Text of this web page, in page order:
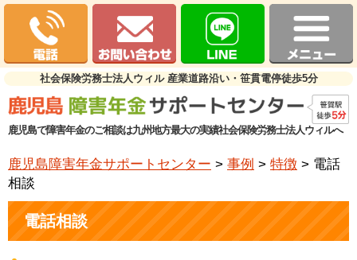
社会保険労務士法人ウィル 産業道路沿い・笹貫電停徒歩5分
鹿児島で障害年金のご相談は九州地方最大の実績社会保険労務士法人ウィルへ
鹿児島障害年金サポートセンター > 事例 > 特徴 > 電話
相談
電話相談